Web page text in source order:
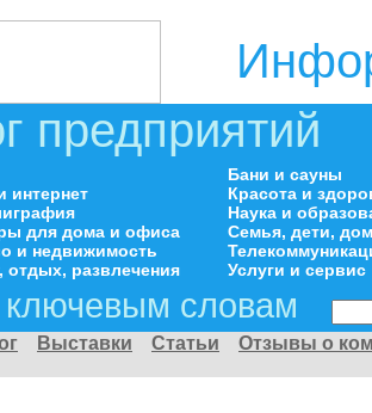
предприятий
интернет
для дома и офиса
и недвижимость
отдых, развлечения
Бани и сауны
Красота и
Наука и
Семья, дети,
Услуги и сервис
ключевым словам
Выставки Статьи
Отзывы о